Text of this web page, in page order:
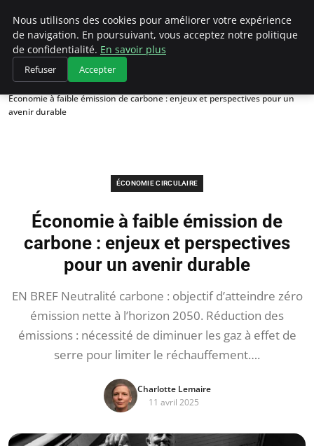
Climategatecountryclub.com
Accueil
Économie circulaire
Économie à faible émission de carbone : enjeux et perspectives pour un
avenir durable
ÉCONOMIE CIRCULAIRE
Économie à faible émission de
carbone : enjeux et perspectives
pour un avenir durable
EN BREF Neutralité carbone : objectif d’atteindre zéro
émission nette à l’horizon 2050. Réduction des
émissions : nécessité de diminuer les gaz à effet de
serre pour limiter le réchauffement….
Charlotte Lemaire
11 avril 2025
Nous utilisons des cookies pour améliorer votre expérience
de navigation. En poursuivant, vous acceptez notre politique
de confidentialité. En savoir plus
Refuser Accepter